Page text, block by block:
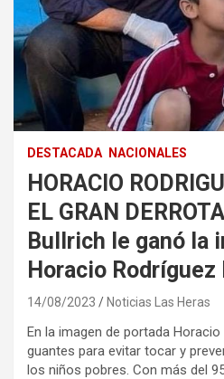
DESTACADA NACIONALES
HORACIO
EL GRAN
Bullrich le ganó la
Horacio Rodríguez
14/08/2023 Noticias Las Heras
En la imagen de portada Horacio
guantes para evitar tocar y
los niños pobres. Con más del